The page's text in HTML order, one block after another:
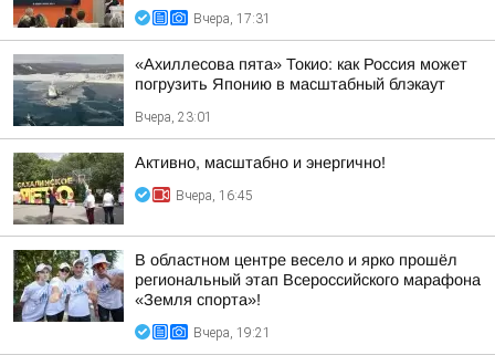
Вчера, 17:31
«Ахиллесова пята» Токио: как Россия может
погрузить Японию в масштабный блэкаут
Вчера, 23:01
Активно, масштабно и энергично!
Вчера, 16:45
В областном центре весело и ярко прошёл
региональный этап Всероссийского марафона
«Земля спорта»!
Вчера, 19:21